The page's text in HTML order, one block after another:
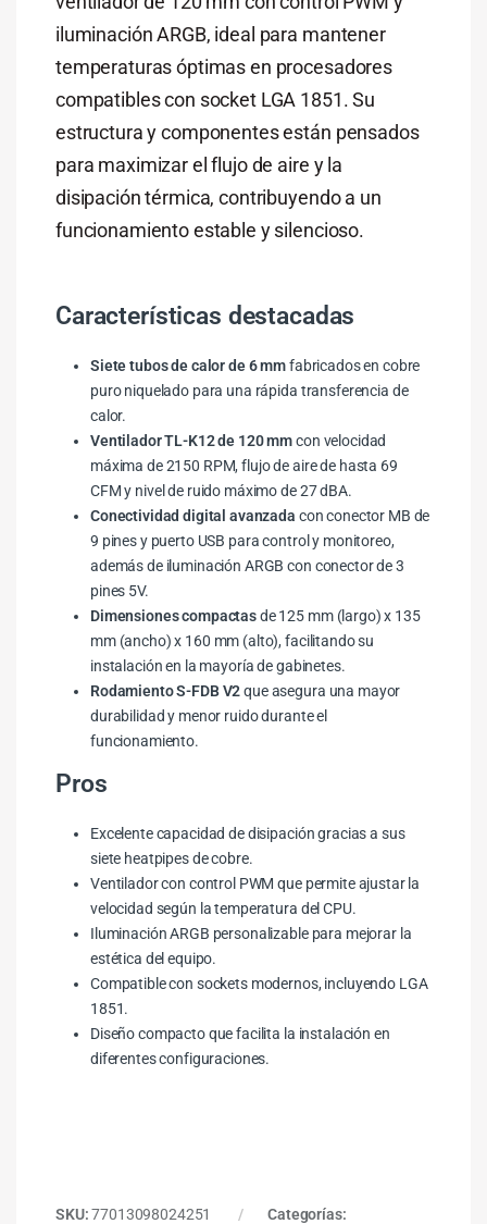
iluminación ARGB, ideal para mantener
temperaturas óptimas en procesadores
compatibles con socket LGA 1851. Su
estructura y componentes están pensados
para maximizar el flujo de aire y la
disipación térmica, contribuyendo a un
funcionamiento estable y silencioso.
Características destacadas
Siete tubos de calor de 6 mmfabricados en cobre
puro niquelado para una rápida transferencia de
calor.
Ventilador TL-K12 de 120 mmcon velocidad
máxima de 2150 RPM, flujo de aire de hasta 69
CFM y nivel de ruido máximo de 27 dBA.
Conectividad digital avanzada con conector MB de
9 pines y puerto USB para control y monitoreo,
además de iluminación ARGB con conector de 3
pines 5V.
Dimensiones compactasde 125 mm (largo) x 135
mm (ancho) x 160 mm (alto), facilitando su
instalación en la mayoría de gabinetes.
Rodamiento S-FDB V2que asegura una mayor
durabilidad y menor ruido durante el
funcionamiento.
Pros
Excelente capacidad de disipación gracias a sus
siete heatpipes de cobre.
Ventilador con control PWM que permite ajustar la
velocidad según la temperatura del CPU.
Iluminación ARGB personalizable para mejorar la
estética del equipo.
Compatible con sockets modernos, incluyendo LGA
1851.
Diseño compacto que facilita la instalación en
diferentes configuraciones.
SKU:77013098024251
Categorías: